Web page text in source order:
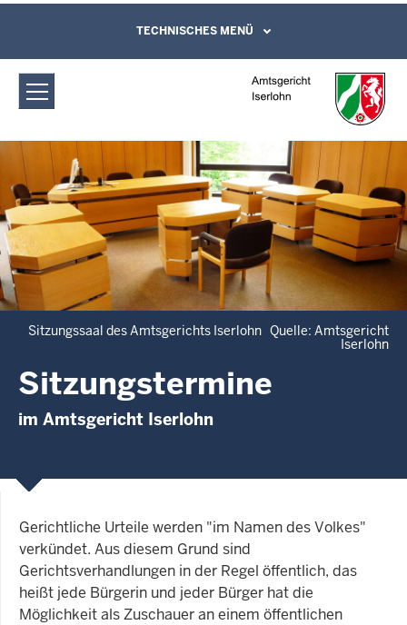
Amtsgericht Iserlohn: Sitzungstermine
Direkt zum Inhalt
Leichte Sprache, Gebärdensprachenvideo
und Kontaktformular
TECHNISCHES MENÜ
Sitzungssaal des Amtsgerichts Iserlohn Quelle: Amtsgericht
Iserlohn
Sitzungstermine
im Amtsgericht Iserlohn
Gerichtliche Urteile werden "im Namen des Volkes"
verkündet. Aus diesem Grund sind
Gerichtsverhandlungen in der Regel öffentlich, das
heißt jede Bürgerin und jeder Bürger hat die
Möglichkeit als Zuschauer an einem öffentlichen